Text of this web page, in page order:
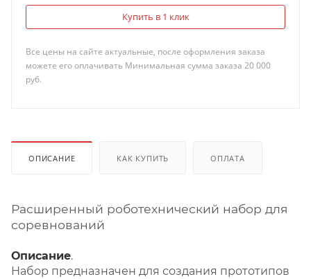
Купить в 1 клик
Все цены на сайте актуальные, после оформления заказа
можете его оплачивать Минимальная сумма заказа 20 000
руб.
ОПИСАНИЕ КАК КУПИТЬ ОПЛАТА
Расширенный роботехнический набор для
соревнований
Описание.
Набор предназначен для создания прототипов